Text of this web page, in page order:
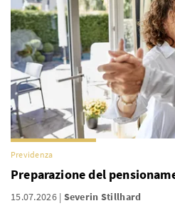
Previdenza
Preparazione del
15.07.2026 Severin Stillhard